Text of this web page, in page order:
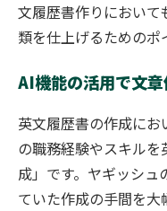
文履歴書作りにおいて
類を仕上げるためのポ
AI機能の活用で文
英文履歴書の作成に
の職務経験やスキル
成」です。ヤギッシュ
ていた作成の手間を大